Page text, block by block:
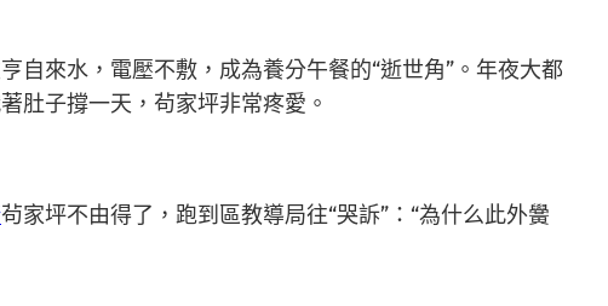
來水，電壓不敷，成為養分午餐的“逝世角”。年夜大都
肚子撐一天，茍家坪非常疼愛。
茍家坪不由得了，跑到區教導局往“哭訴”：“為什么此外黌